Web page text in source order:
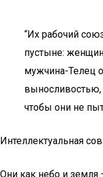
“Их рабочий
пустыне:
мужчина-Телец
выносливостью,
чтобы они не
Интеллектуальная
Они как небо и